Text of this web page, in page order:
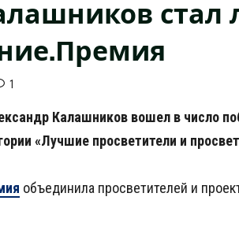
стал
1
Калашников вошел в число
«Лучшие просветители и
объединила просветителей и